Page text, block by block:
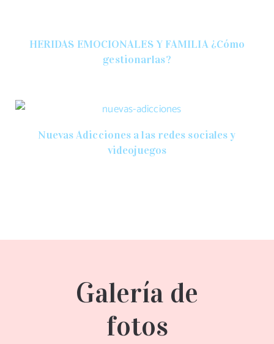
HERIDAS EMOCIONALES Y FAMILIA ¿Cómo
gestionarlas?
Nuevas Adicciones a las redes sociales y
videojuegos
Galería de
fotos